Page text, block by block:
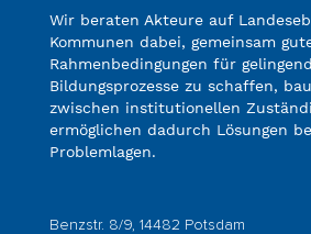
Wir beraten Akteure auf
Kommunen dabei, gemeinsam
Rahmenbedingungen für
Bildungsprozesse zu schaffen,
zwischen institutionellen
ermöglichen dadurch Lösungen
Problemlagen.
Benzstr. 8/9, 14482 Potsdam